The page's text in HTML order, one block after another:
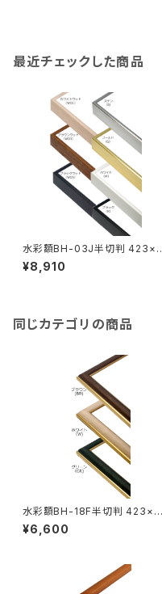
最近チェックした商品
水彩額BH-03J半切判 423×5
45ミリ
¥8,910
同じカテゴリの商品
水彩額BH-18F半切判 423×5
45ミリ
¥6,600